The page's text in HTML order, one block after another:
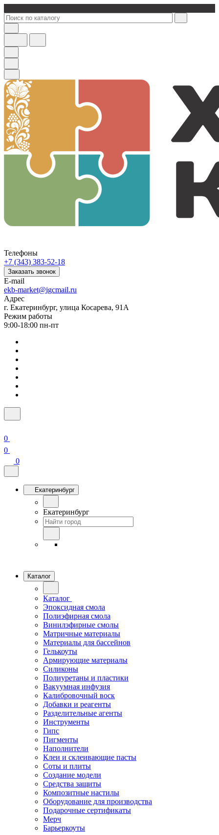
Телефоны
+7 (343) 383-52-18
Заказать звонок
E-mail
ekb-market@igcmail.ru
Адрес
г. Екатеринбург, улица Косарева, 91А
Режим работы
9:00-18:00 пн-пт
0
0
0
Екатеринбург
Екатеринбург
Каталог
Каталог
Эпоксидная смола
Полиэфирная смола
Винилэфирные смолы
Матричные материалы
Материалы для бассейнов
Гелькоуты
Армирующие материалы
Силиконы
Полиуретаны и пластики
Вакуумная инфузия
Калибровочный воск
Добавки и реагенты
Разделительные агенты
Инструменты
Гипс
Пигменты
Наполнители
Клеи и склеивающие пасты
Соты и плиты
Создание модели
Средства защиты
Композитные настилы
Оборудование для производства
Подарочные сертификаты
Мерч
Барьеркоуты